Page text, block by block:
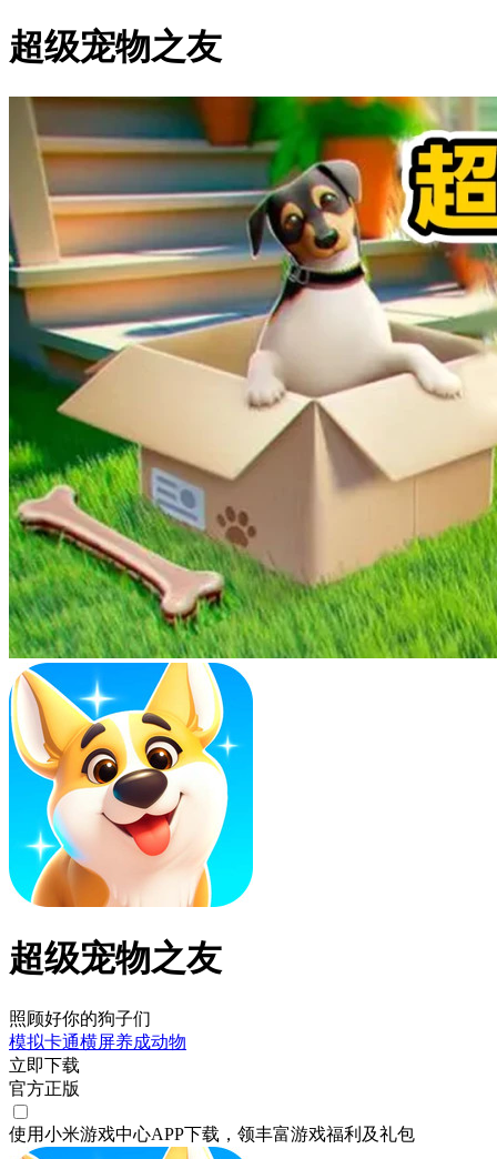
超级宠物之友
超级宠物之友
照顾好你的狗子们
模拟卡通横屏养成动物
立即下载
官方正版
使用小米游戏中心APP下载 ，领丰富游戏福利 及礼包